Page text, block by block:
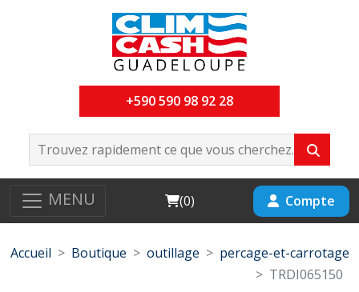
+590 590 98 92 28
MENU Cart
(0) Compte
Accueil Boutique outillage
percage-et-carrotage
TRDI065150